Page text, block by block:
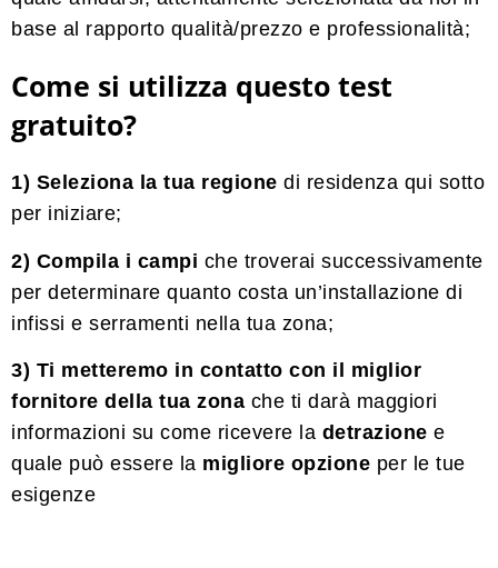
base al rapporto qualità/prezzo e professionalità;
Come si utilizza questo test
gratuito?
1) Seleziona la tua regione di residenza qui sotto
per iniziare;
2) Compila i campi che troverai successivamente
per determinare quanto costa un’installazione di
infissi e serramenti nella tua zona;
3) Ti metteremo in contatto con il miglior
fornitore della tua zona che ti darà maggiori
informazioni su come ricevere la detrazione e
quale può essere la migliore opzione per le tue
esigenze